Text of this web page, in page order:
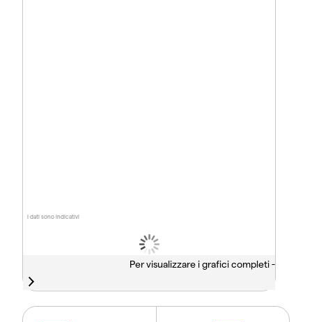
I dati sono indicativi
Per visualizzare i grafici completi -